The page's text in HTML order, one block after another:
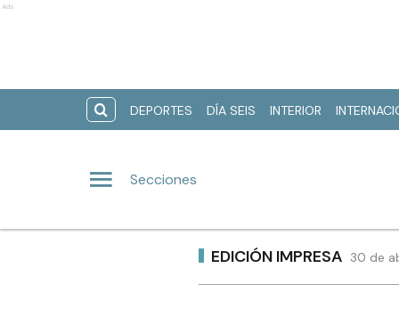
Ads
DEPORTES DÍA SEIS INTERIOR
Secciones
EDICIÓN IMPRESA 30 de